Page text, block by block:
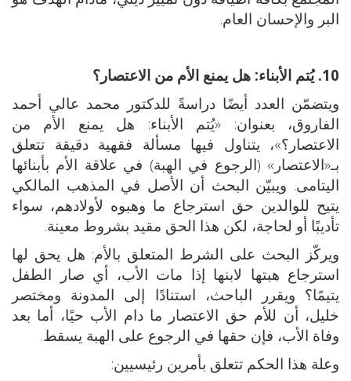
البر والإحسان العام.
10. يُتم الأبناء: هل يمنع الأم من الاعتصار؟
ويتضمّن العدد أيضًا دراسةً للدكتور محمد عالي أحمد
الفاروق، بعنوان: «يُتم الأبناء: هل يمنع الأم من
الاعتصار؟»، يتناول فيها مسألة فقهية دقيقة تتعلق
بـ«الاعتصار» (الرجوع في الهبة) في علاقة الأم بأبنائها
اليتامى. ويبيّن البحث أن الأصل في المذهب المالكي
يتيح للوالدين حق استرجاع ما وهبوه لأولادهم، سواء
تأديبًا أو لحاجة، لكن هذا الحق مقيد بشروط معينة.
ويركّز البحث على الشرط المتعلق بالأم: هل يحق لها
استرجاع هبتها لابنها إذا مات الأب، أي صار الطفل
يتيمًا؟ ويقرر الباحث، استنادًا إلى المدونة ومختصر
خليل، أن للأم حق الاعتصار ما دام الأب حيًا، أما بعد
وفاة الأب، فإن حقها في الرجوع على الهبة يسقط.
وعلة هذا الحكم تتعلق بأمرين رئيسيين: